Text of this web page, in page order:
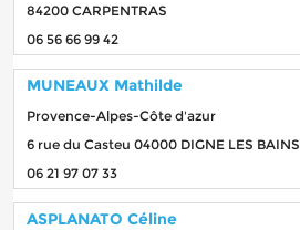
84200 CARPENTRAS
06 56 66 99 42
MUNEAUX Mathilde
Provence-Alpes-Côte d'azur
6 rue du Casteu 04000 DIGNE LES BAINS
06 21 97 07 33
ASPLANATO Céline